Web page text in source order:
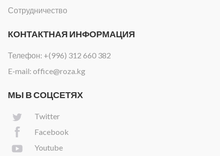
Сотрудничество
КОНТАКТНАЯ ИНФОРМАЦИЯ
Телефон: +(996) 312 660 382
E-mail: office@roza.kg
МЫ В СОЦСЕТЯХ
Twitter
Facebook
Youtube